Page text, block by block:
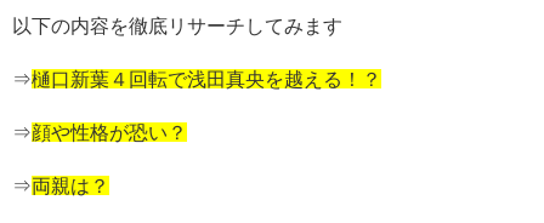
以下の内容を徹底リサーチしてみます
⇒樋口新葉４回転で浅田真央を越える！？
⇒顔や性格が恐い？
⇒両親は？